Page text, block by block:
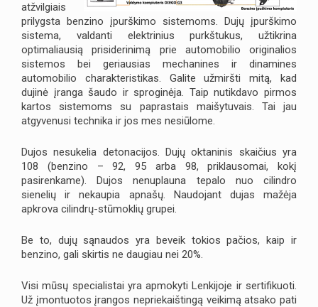
atžvilgiais
prilygsta benzino įpurškimo sistemoms. Dujų įpurškimo
sistema, valdanti elektrinius purkštukus, užtikrina
optimaliausią prisiderinimą prie automobilio originalios
sistemos bei geriausias mechanines ir dinamines
automobilio charakteristikas. Galite užmiršti mitą, kad
dujinė įranga šaudo ir sproginėja. Taip nutikdavo pirmos
kartos sistemoms su paprastais maišytuvais. Tai jau
atgyvenusi technika ir jos mes nesiūlome.
Dujos nesukelia detonacijos. Dujų oktaninis skaičius yra
108 (benzino – 92, 95 arba 98, priklausomai, kokį
pasirenkame). Dujos nenuplauna tepalo nuo cilindro
sienelių ir nekaupia apnašų. Naudojant dujas mažėja
apkrova cilindrų-stūmoklių grupei.
Be to, dujų sąnaudos yra beveik tokios pačios, kaip ir
benzino, gali skirtis ne daugiau nei 20%.
Visi mūsų specialistai yra apmokyti Lenkijoje ir sertifikuoti.
Už įmontuotos įrangos nepriekaištingą veikimą atsako pati